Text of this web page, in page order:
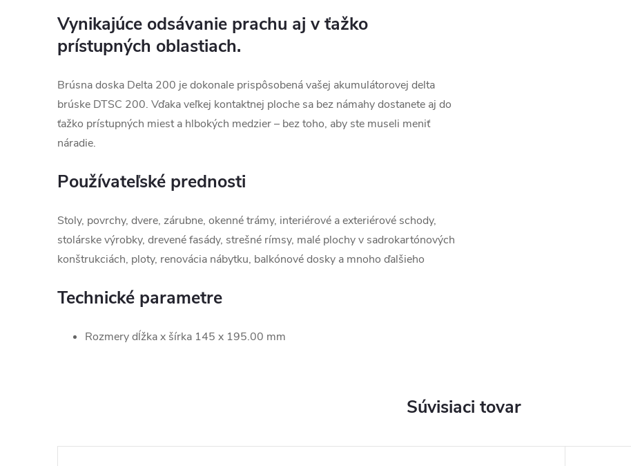
Vynikajúce odsávanie prachu aj v ťažko
prístupných oblastiach.
Brúsna doska Delta 200 je dokonale prispôsobená vašej akumulátorovej delta
brúske DTSC 200. Vďaka veľkej kontaktnej ploche sa bez námahy dostanete aj do
ťažko prístupných miest a hlbokých medzier – bez toho, aby ste museli meniť
náradie.
Používateľské prednosti
Stoly, povrchy, dvere, zárubne, okenné trámy, interiérové a exteriérové schody,
stolárske výrobky, drevené fasády, strešné rímsy, malé plochy v sadrokartónových
konštrukciách, ploty, renovácia nábytku, balkónové dosky a mnoho ďalšieho
Technické parametre
Rozmery dĺžka x šírka 145 x 195.00 mm
Súvisiaci tovar